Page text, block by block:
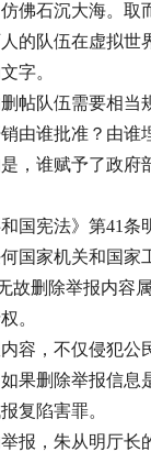
佛石沉大海。取
的队伍在虚拟世
字。
帖队伍需要相当
由谁批准？由谁
，谁赋予了政府
和国宪法》第41条
国家机关和国家
故删除举报内容
。
容，不仅侵犯公
果删除举报信息
报复陷害罪。
报，朱从明厅长